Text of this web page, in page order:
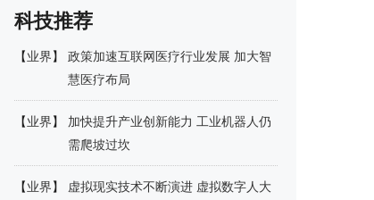
科技推荐
【业界】
政策加速互联网医疗行业发展 加大智
慧医疗布局
【业界】
加快提升产业创新能力 工业机器人仍
需爬坡过坎
【业界】
虚拟现实技术不断演进 虚拟数字人大